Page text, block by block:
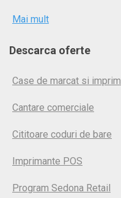
Mai mult
Descarca oferte
Case de marcat si
Cantare comerciale
Cititoare coduri de bare
Imprimante POS
Program Sedona Retail